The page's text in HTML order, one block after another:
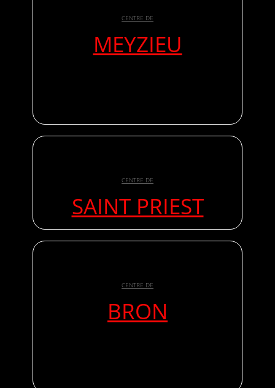
CENTRE DE
MEYZIEU
CENTRE DE
SAINT PRIEST
CENTRE DE
BRON